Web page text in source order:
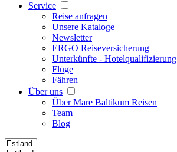
Service
Reise anfragen
Unsere Kataloge
Newsletter
ERGO Reiseversicherung
Unterkünfte - Hotelqualifizierung
Flüge
Fähren
Über uns
Über Mare Baltikum Reisen
Team
Blog